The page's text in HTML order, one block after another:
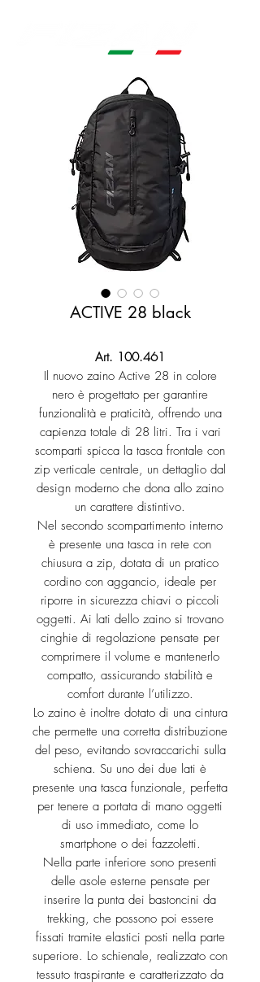
ACTIVE 28 black
Art. 100.461
Il nuovo zaino Active 28 in colore
nero è progettato per garantire
funzionalità e praticità, offrendo una
capienza totale di 28 litri. Tra i vari
scomparti spicca la tasca frontale con
zip verticale centrale, un dettaglio dal
design moderno che dona allo zaino
un carattere distintivo.
Nel secondo scompartimento interno
è presente una tasca in rete con
chiusura a zip, dotata di un pratico
cordino con aggancio, ideale per
riporre in sicurezza chiavi o piccoli
oggetti. Ai lati dello zaino si trovano
cinghie di regolazione pensate per
comprimere il volume e mantenerlo
compatto, assicurando stabilità e
comfort durante l’utilizzo.
Lo zaino è inoltre dotato di una cintura
che permette una corretta distribuzione
del peso, evitando sovraccarichi sulla
schiena. Su uno dei due lati è
presente una tasca funzionale, perfetta
per tenere a portata di mano oggetti
di uso immediato, come lo
smartphone o dei fazzoletti.
Nella parte inferiore sono presenti
delle asole esterne pensate per
inserire la punta dei bastoncini da
trekking, che possono poi essere
fissati tramite elastici posti nella parte
superiore. Lo schienale, realizzato con
tessuto traspirante e caratterizzato da